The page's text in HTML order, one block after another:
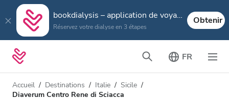
bookdialysis – application de voyage
Réservez votre dialyse en 3 étapes
Obtenir
FR
Accueil Destinations Italie
Sicile
Diaverum Centro Rene di Sciacca